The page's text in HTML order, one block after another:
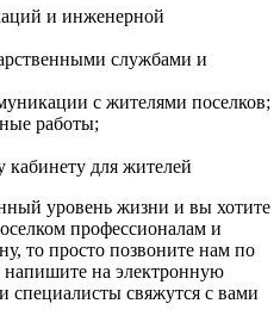
и инженерной
службами и
с жителями поселков;
работы;
кабинету для жителей
уровень жизни и вы хотите
профессионалам и
то просто позвоните нам по
напишите на электронную
специалисты свяжутся с вами